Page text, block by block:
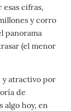
cifras,
y corro
panorama
(el menor
y atractivo por
de
algo hoy, en